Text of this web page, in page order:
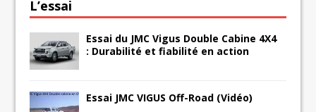
L’essai
Essai du JMC Vigus Double Cabine 4X4
: Durabilité et fiabilité en action
Essai JMC VIGUS Off-Road (Vidéo)